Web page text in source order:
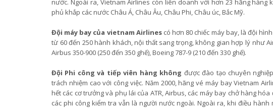
nước. Ngoài ra, Vietnam Airlines còn liên doanh với hơn 23 hãng
phủ khắp các nước Châu Á, Châu Âu, Châu Phi, Châu úc, Bắc Mỹ.
Đội máy bay của vietnam Airlinescó hơn 80 chiếc máy bay, là đội
từ 60 đến 250 hành khách, nội thất sang trọng, không gian hợp lý như
Airbus 350-900 (250 đến 350 ghế), Boeing 787-9 (210 đến 330 ghế).
Đội Phi công và tiếp viên hàng không được đào tạo chuyên
trách nhiệm cao với công việc. Năm 2000, hãng vé máy bay Vietnam
hết các cơ trưởng và phụ lái của ATR, Airbus, các máy bay chở hàng
các phi công kiểm tra vẫn là người nước ngoài. Ngoài ra, khi điều